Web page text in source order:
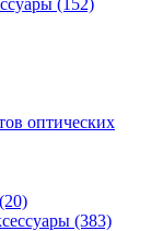
(152)
оптических
(20)
(383)